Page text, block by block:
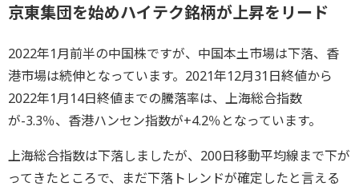
京東集団を始めハイテク銘柄が上昇をリード
2022年1月前半の中国株ですが、中国本土市場は下落、香
港市場は続伸となっています。2021年12月31日終値から
2022年1月14日終値までの騰落率は、上海総合指数
が-3.3％、香港ハンセン指数が+4.2％となっています。
上海総合指数は下落しましたが、200日移動平均線まで下が
ってきたところで、まだ下落トレンドが確定したと言える